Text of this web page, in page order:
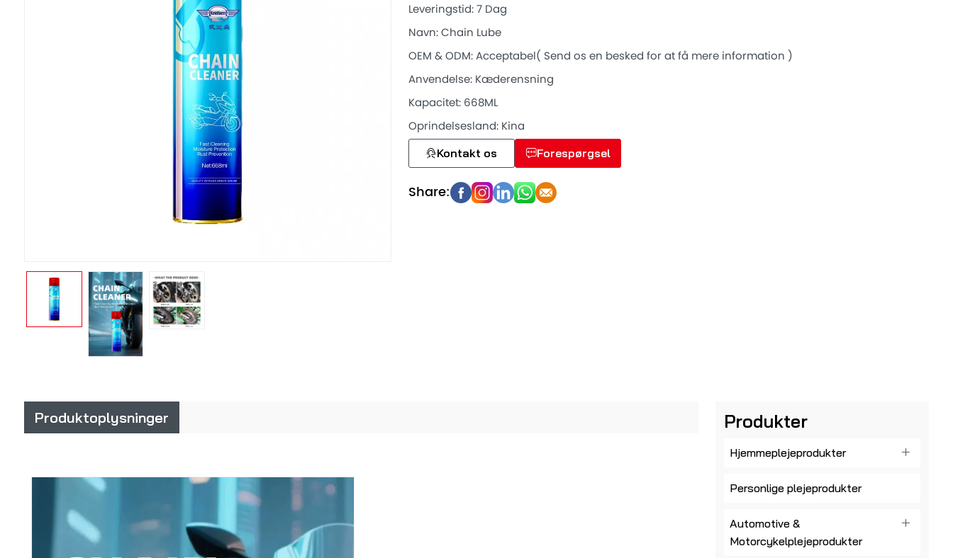
Leveringstid: 7 Dag
Navn: Chain Lube
OEM & ODM: Acceptabel( Send os en besked for at få mere information )
Anvendelse: Kæderensning
Kapacitet: 668ML
Oprindelsesland: Kina
Kontakt os Forespørgsel
Produktoplysninger Produkter
Hjemmeplejeprodukter
Personlige plejeprodukter
Automotive &
Motorcykelplejeprodukter